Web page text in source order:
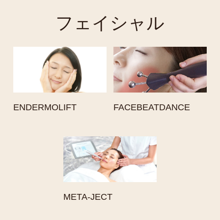
フェイシャル
ENDERMOLIFT FACEBEATDANCE
META-JECT